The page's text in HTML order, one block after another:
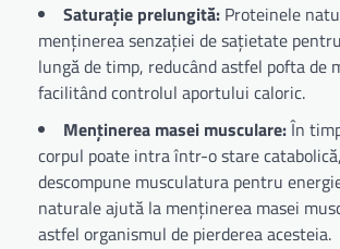
Saturație prelungită: Proteinele
menținerea senzației de sațietate
lungă de timp, reducând astfel pofta de
facilitând controlul aportului caloric.
Menținerea masei musculare:În
corpul poate intra într-o stare
descompune musculatura pentru
naturale ajută la menținerea masei
astfel organismul de pierderea acesteia.